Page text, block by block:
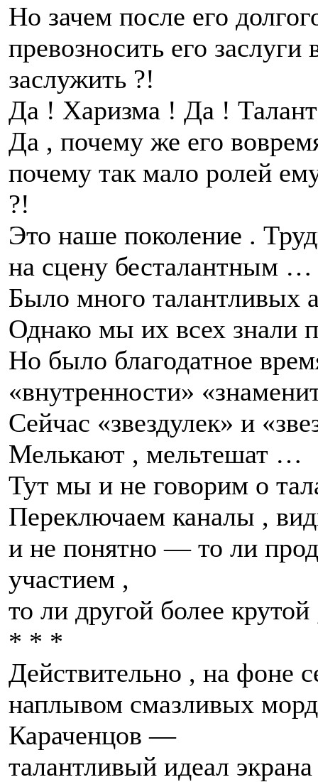
Но зачем после его
превозносить его
заслужить ?!
Да ! Харизма ! Да !
Да , почему же его
почему так мало ролей
?!
Это наше поколение .
на сцену бесталантным …
Было много талантливых
Однако мы их всех знали
Но было благодатное
«внутренности»
Сейчас «звездулек» и
Мелькают , мельтешат …
Тут мы и не говорим о
Переключаем каналы ,
и не понятно — то ли
участием ,
то ли другой более
* * *
Действительно , на фоне
наплывом смазливых
Караченцов —
талантливый идеал